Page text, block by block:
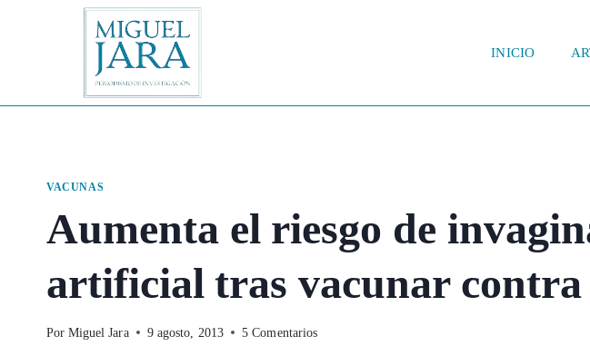
INICIO
VACUNAS
Aumenta el riesgo de
artificial tras vacunar
Por Miguel Jara 9 agosto, 2013 5 Comentarios